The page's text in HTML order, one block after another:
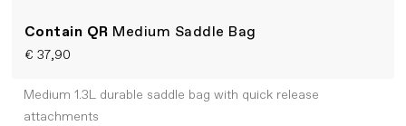
Contain QR Medium Saddle Bag
€ 37,90
Medium 1.3L durable saddle bag with quick release
attachments